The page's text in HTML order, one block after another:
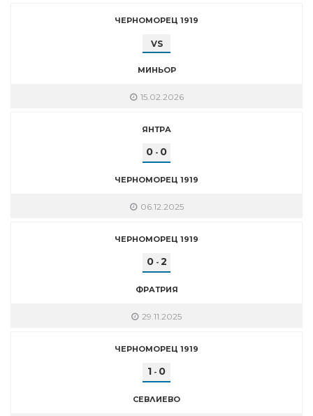
ЧЕРНОМОРЕЦ 1919
VS
МИНЬОР
15.02.2026
ЯНТРА
0 - 0
ЧЕРНОМОРЕЦ 1919
06.12.2025
ЧЕРНОМОРЕЦ 1919
0- 2
ФРАТРИЯ
29.11.2025
ЧЕРНОМОРЕЦ 1919
1 - 0
СЕВЛИЕВО